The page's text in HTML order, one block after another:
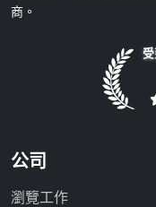
商。
公司
瀏覽工作